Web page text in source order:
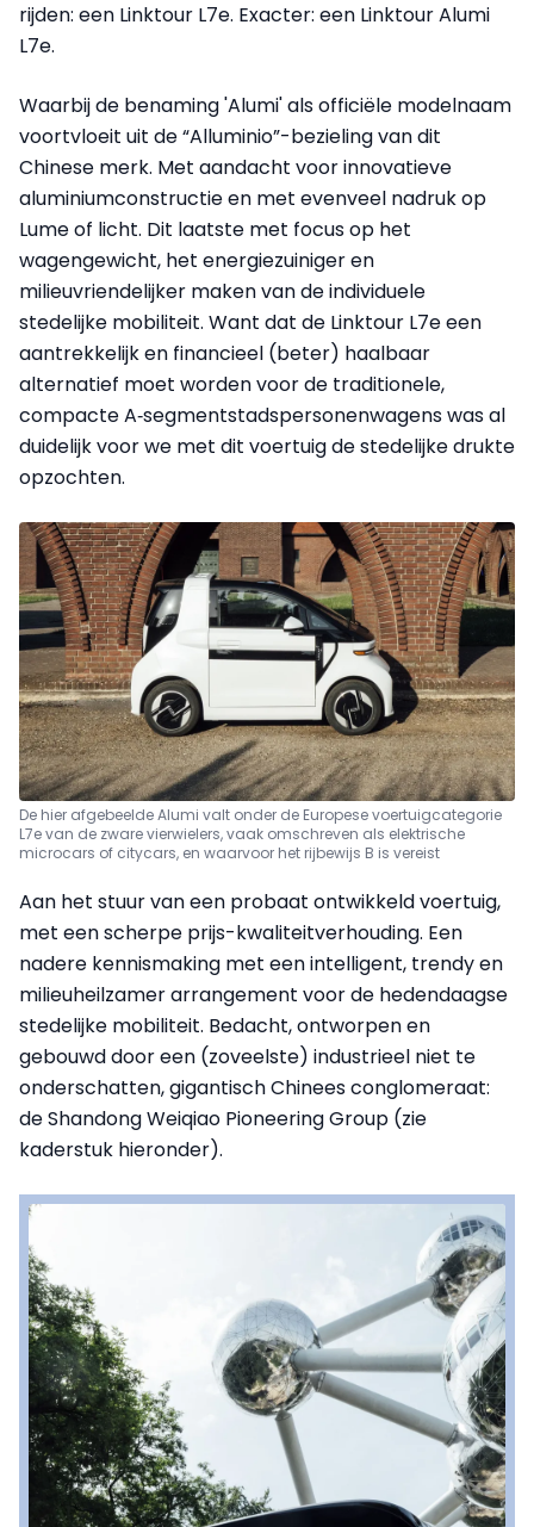
rijden: een Linktour L7e. Exacter: een Linktour Alumi
L7e.
Waarbij de benaming 'Alumi' als officiële modelnaam
voortvloeit uit de “Alluminio”-bezieling van dit
Chinese merk. Met aandacht voor innovatieve
aluminiumconstructie en met evenveel nadruk op
Lume of licht. Dit laatste met focus op het
wagengewicht, het energiezuiniger en
milieuvriendelijker maken van de individuele
stedelijke mobiliteit. Want dat de Linktour L7e een
aantrekkelijk en financieel (beter) haalbaar
alternatief moet worden voor de traditionele,
compacte A‑segmentstadspersonenwagens was al
duidelijk voor we met dit voertuig de stedelijke drukte
opzochten.
De hier afgebeelde Alumi valt onder de Europese voertuigcategorie
L7e van de zware vierwielers, vaak omschreven als elektrische
microcars of citycars, en waarvoor het rijbewijs B is vereist
Aan het stuur van een probaat ontwikkeld voertuig,
met een scherpe prijs-kwaliteitverhouding. Een
nadere kennismaking met een intelligent, trendy en
milieuheilzamer arrangement voor de hedendaagse
stedelijke mobiliteit. Bedacht, ontworpen en
gebouwd door een (zoveelste) industrieel niet te
onderschatten, gigantisch Chinees conglomeraat:
de Shandong Weiqiao Pioneering Group (zie
kaderstuk hieronder).